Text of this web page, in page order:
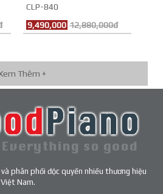
CLP-840
9,490,000 12,880,000đ
Thêm +
và phân phối độc quyền nhiều thương hiệu
Nam.